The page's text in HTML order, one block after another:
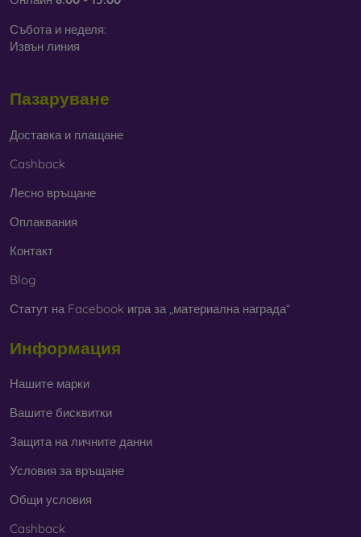
Събота и неделя:
Извън линия
Пазаруване
Доставка и плащане
Cashback
Лесно връщане
Оплаквания
Контакт
Blog
Статут на Facebook игра за „материална награда“
Информация
Нашите марки
Вашите бисквитки
Защита на личните данни
Условия за връщане
Общи условия
Cashback